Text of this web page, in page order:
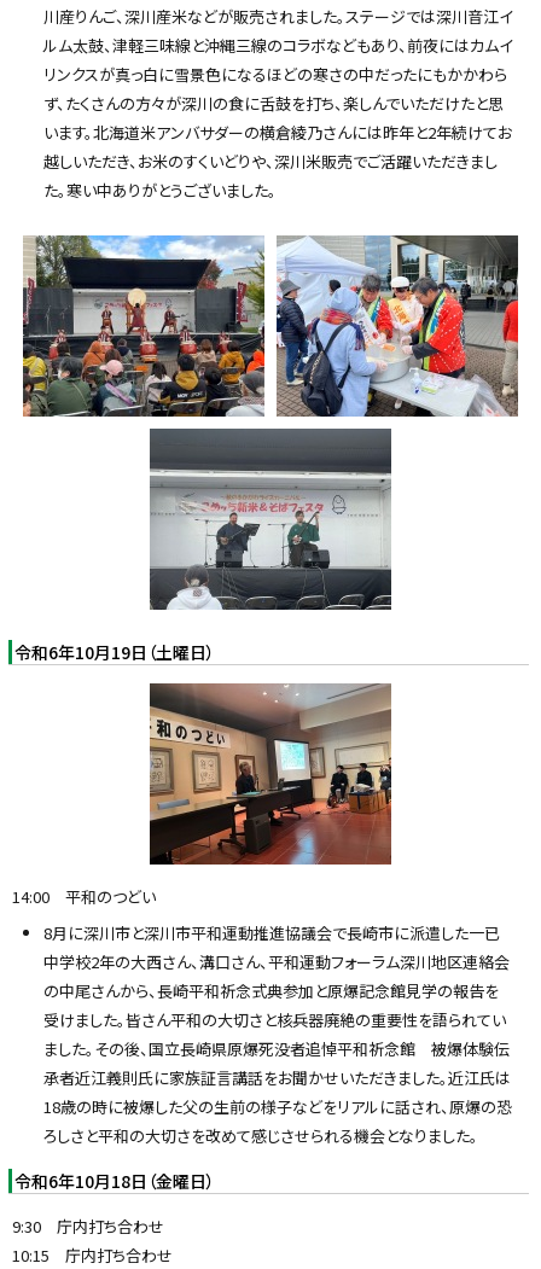
川産りんご、深川産米などが販売されました。ステージでは深川音江イ
ルム太鼓、津軽三味線と沖縄三線のコラボなどもあり、前夜にはカムイ
リンクスが真っ白に雪景色になるほどの寒さの中だったにもかかわら
ず、たくさんの方々が深川の食に舌鼓を打ち、楽しんでいただけたと思
います。北海道米アンバサダーの横倉綾乃さんには昨年と2年続けてお
越しいただき、お米のすくいどりや、深川米販売でご活躍いただきまし
た。寒い中ありがとうございました。
令和6年10月19日（土曜日）
14:00 平和のつどい
8月に深川市と深川市平和運動推進協議会で長崎市に派遣した一已
中学校2年の大西さん、溝口さん、平和運動フォーラム深川地区連絡会
の中尾さんから、長崎平和祈念式典参加と原爆記念館見学の報告を
受けました。皆さん平和の大切さと核兵器廃絶の重要性を語られてい
ました。その後、国立長崎県原爆死没者追悼平和祈念館 被爆体験伝
承者近江義則氏に家族証言講話をお聞かせいただきました。近江氏は
18歳の時に被爆した父の生前の様子などをリアルに話され、原爆の恐
ろしさと平和の大切さを改めて感じさせられる機会となりました。
令和6年10月18日（金曜日）
9:30 庁内打ち合わせ
10:15 庁内打ち合わせ